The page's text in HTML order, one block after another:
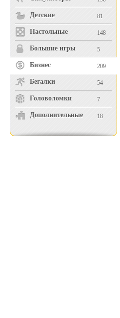
Детские 81
Настольные 148
Большие игры 5
Бизнес 209
Бегалки 54
Головоломки 7
Дополнительные 18